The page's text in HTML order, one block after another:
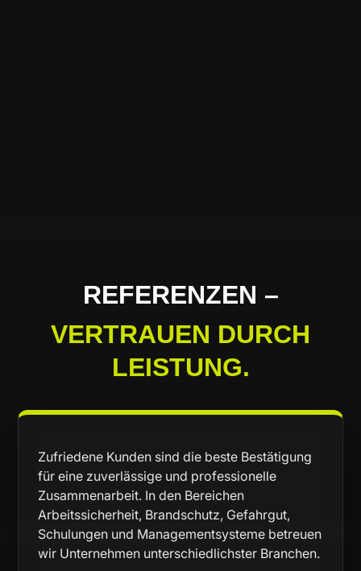
REFERENZEN –
VERTRAUEN DURCH
LEISTUNG.
Zufriedene Kunden sind die beste Bestätigung
für eine zuverlässige und professionelle
Zusammenarbeit. In den Bereichen
Arbeitssicherheit, Brandschutz, Gefahrgut,
Schulungen und Managementsysteme betreuen
wir Unternehmen unterschiedlichster Branchen.